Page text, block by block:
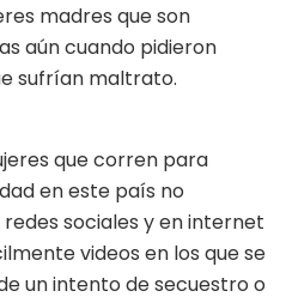
madres que son
aún cuando pidieron
sufrían maltrato.
que corren para
en este país no
sociales y en internet
videos en los que se
un intento de secuestro o